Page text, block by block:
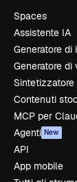
Spaces
Assistente IA
Generatore di
Generatore di
Contenuti
MCP per
Agenti New
API
App mobile